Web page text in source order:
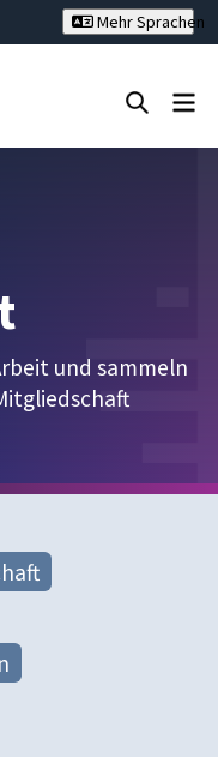
Mehr Sprachen
und sammeln